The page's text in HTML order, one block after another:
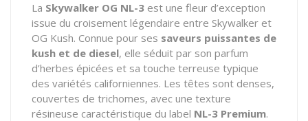
La Skywalker OG NL-3 est une fleur d’exception
issue du croisement légendaire entre Skywalker et
OG Kush. Connue pour ses saveurs puissantes de
kush et de diesel, elle séduit par son parfum
d’herbes épicées et sa touche terreuse typique
des variétés californiennes. Les têtes sont denses,
couvertes de trichomes, avec une texture
résineuse caractéristique du label NL-3 Premium.